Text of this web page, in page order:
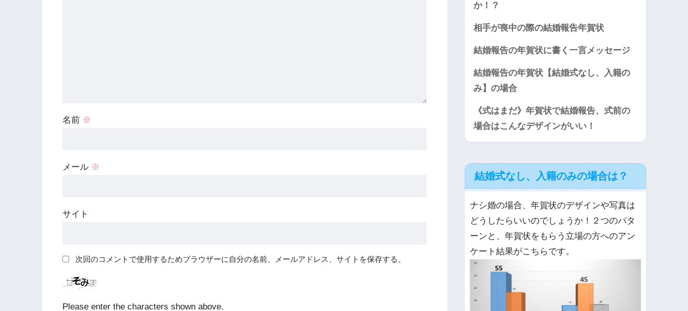
名前 ※
メール ※
サイト
次回のコメントで使用するためブラウザーに自分の名前、メールアドレス、サイトを保存する。
Please enter the characters shown above.
か！？
相手が喪中の際の結婚報告年賀状
結婚報告の年賀状に書く一言メッセージ
結婚報告の年賀状【結婚式なし、入籍の
み】の場合
《式はまだ》年賀状で結婚報告、式前の
場合はこんなデザインがいい！
結婚式なし、入籍のみの場合は？
ナシ婚の場合、年賀状のデザインや写真は
どうしたらいいのでしょうか！２つのパタ
ーンと、年賀状をもらう立場の方へのアン
ケート結果がこちらです。